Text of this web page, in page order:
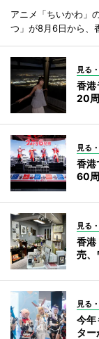
アニメ「ちいかわ」
つ」が8月6日から、
見る
香
20
見る
香港
60
見る
香
売、
見る
今
ター